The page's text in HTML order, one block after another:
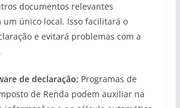
documentos relevantes
um único local. Isso facilitará o
e evitará problemas com a
de declaração: Programas de
de Renda podem auxiliar na